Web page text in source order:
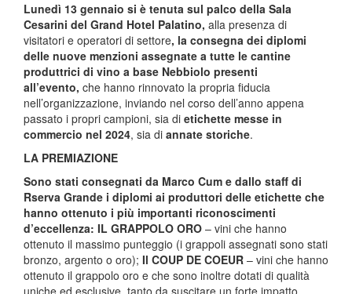
Lunedì 13 gennaio si è tenuta sul palco della Sala
Cesarini del Grand Hotel Palatino, alla presenza di
visitatori e operatori di settore, la consegna dei diplomi
delle nuove menzioni assegnate a tutte le cantine
produttrici di vino a base Nebbiolo presenti
all’evento, che hanno rinnovato la propria fiducia
nell’organizzazione, inviando nel corso dell’anno appena
passato i propri campioni, sia di etichette messe in
commercio nel 2024, sia di annate storiche.
LA PREMIAZIONE
Sono stati consegnati da Marco Cum e dallo staff di
Rserva Grande i diplomi ai produttori delle etichette che
hanno ottenuto i più importanti riconoscimenti
d’eccellenza: IL GRAPPOLO ORO – vini che hanno
ottenuto il massimo punteggio (i grappoli assegnati sono stati
bronzo, argento o oro); Il COUP DE COEUR – vini che hanno
ottenuto il grappolo oro e che sono inoltre dotati di qualità